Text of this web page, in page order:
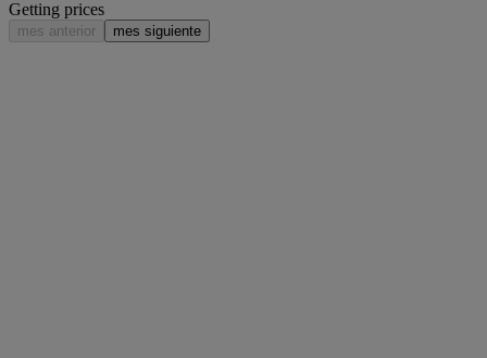
Getting prices
mes anterior mes siguiente